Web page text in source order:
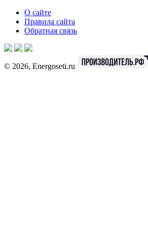
О сайте
Правила сайта
Обратная связь
© 2026, Energoseti.ru